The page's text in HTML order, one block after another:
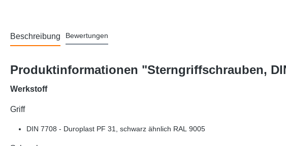
Beschreibung Bewertungen
Produktinformationen "Sterngriffschrauben,
Werkstoff
Griff
DIN 7708 - Duroplast PF 31, schwarz ähnlich RAL 9005